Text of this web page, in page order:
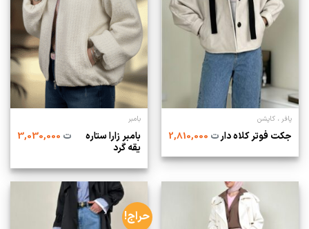
پافر ، کاپشن
جکت فوتر کلاه دارت2,810,000
بامبر
بامبر زارا ستاره
یقه گرد‌
ت3,030,000
حراج!